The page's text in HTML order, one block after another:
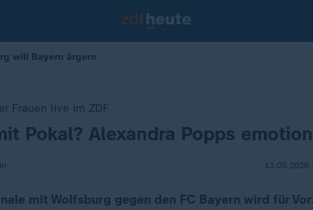
will Bayern ärgern
Frauen live im ZDF
Pokal? Alexandra Popps
13.05.2026
mit Wolfsburg gegen den FC Bayern wird für